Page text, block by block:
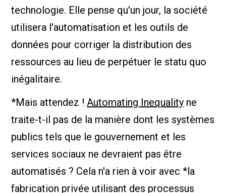
technologie. Elle pense qu'un jour, la société
utilisera l'automatisation et les outils de
données pour corriger la distribution des
ressources au lieu de perpétuer le statu quo
inégalitaire.
*Mais attendez !Automating Inequality ne
traite-t-il pas de la manière dont les systèmes
publics tels que le gouvernement et les
services sociaux ne devraient pas être
automatisés ? Cela n'a rien à voir avec *la
fabrication privée utilisant des processus